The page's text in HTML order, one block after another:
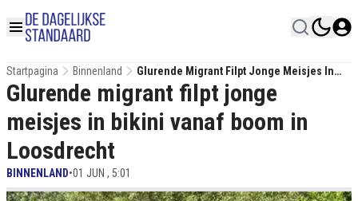
Startpagina Binnenland
Glurende Migrant Filpt Jonge Meisjes In
Bikini Vanaf Boom In Loosdrecht
Glurende migrant filpt jonge
meisjes in bikini vanaf boom in
Loosdrecht
BINNENLAND•01 JUN , 5:01